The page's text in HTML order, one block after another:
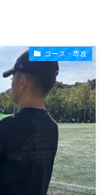
コース・専攻